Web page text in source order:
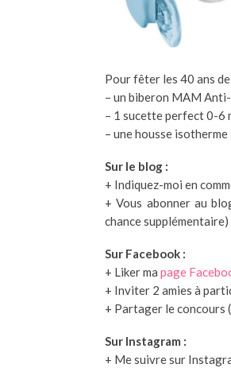
Pour fêter les 40 ans
– un biberon MAM
– 1 sucette perfect 0-6
– une housse isotherme
Sur le blog :
+ Indiquez-moi en
+ Vous abonner au
chance supplémentaire)
Sur Facebook :
+ Liker ma page
+ Inviter 2 amies à
+ Partager le concours
Sur Instagram :
+ Me suivre sur